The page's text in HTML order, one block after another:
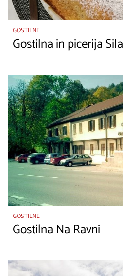
GOSTILNE
Gostilna in picerija Sila
GOSTILNE
Gostilna Na Ravni